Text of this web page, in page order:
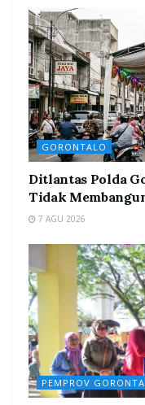
GORONTALO
Ditlantas Polda
Tidak
7 AGU 2026
PEMPROV